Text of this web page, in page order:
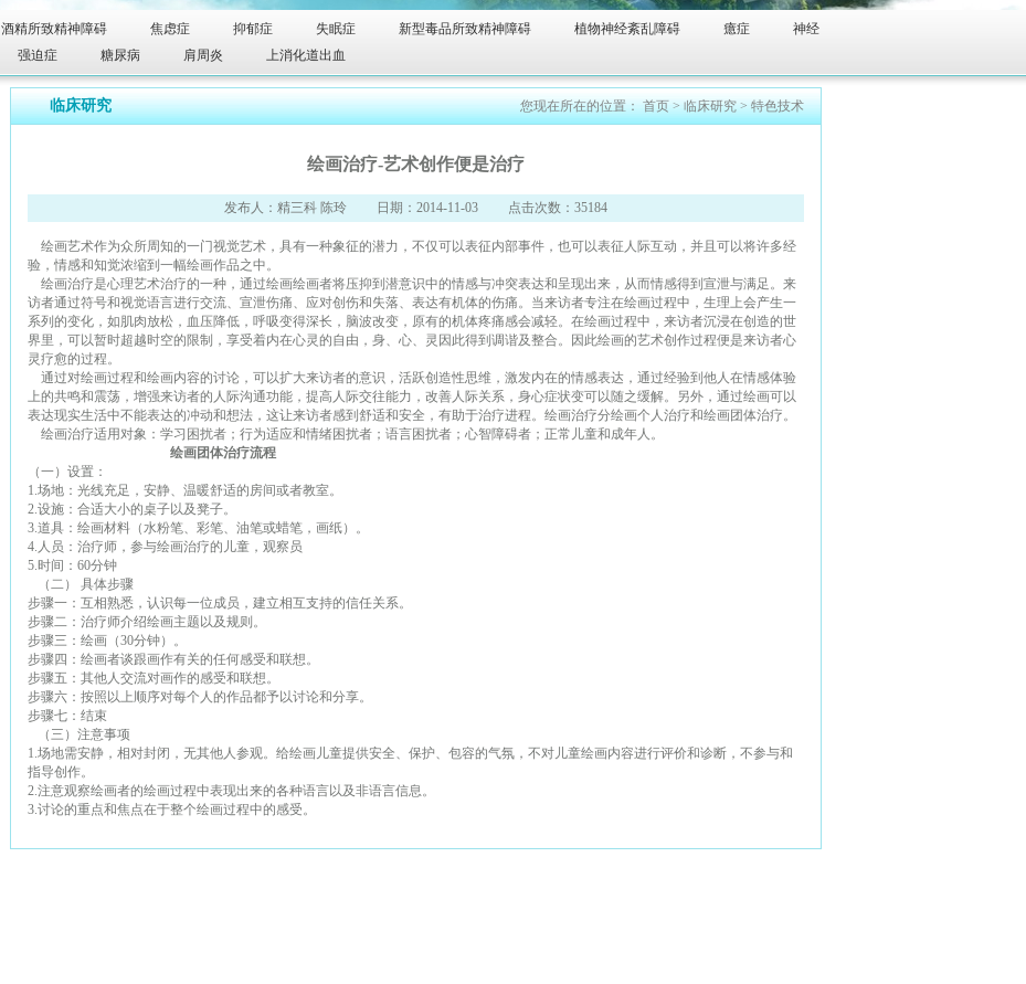
酒精所致精神障碍 焦虑症 抑郁症 失眠症 新型毒品所致精神障碍 植物神经紊乱障碍 癔症
神经
强迫症 糖尿病 肩周炎 上消化道出血
您现在所在的位置：首页>临床研究>特色技术
临床研究
绘画治疗-艺术创作便是治疗
发布人：精三科 陈玲 日期：2014-11-03 点击次数：35184
绘画艺术作为众所周知的一门视觉艺术，具有一种象征的潜力，不仅可以表征内部事件，也可以表征人际互动，并且可以将许多经
验，情感和知觉浓缩到一幅绘画作品之中。
绘画治疗是心理艺术治疗的一种，通过绘画绘画者将压抑到潜意识中的情感与冲突表达和呈现出来，从而情感得到宣泄与满足。来
访者通过符号和视觉语言进行交流、宣泄伤痛、应对创伤和失落、表达有机体的伤痛。当来访者专注在绘画过程中，生理上会产生一
系列的变化，如肌肉放松，血压降低，呼吸变得深长，脑波改变，原有的机体疼痛感会减轻。在绘画过程中，来访者沉浸在创造的世
界里，可以暂时超越时空的限制，享受着内在心灵的自由，身、心、灵因此得到调谐及整合。因此绘画的艺术创作过程便是来访者心
灵疗愈的过程。
通过对绘画过程和绘画内容的讨论，可以扩大来访者的意识，活跃创造性思维，激发内在的情感表达，通过经验到他人在情感体验
上的共鸣和震荡，增强来访者的人际沟通功能，提高人际交往能力，改善人际关系，身心症状变可以随之缓解。另外，通过绘画可以
表达现实生活中不能表达的冲动和想法，这让来访者感到舒适和安全，有助于治疗进程。 绘画治疗分绘画个人治疗和绘画团体治疗。
绘画治疗适用对象：学习困扰者；行为适应和情绪困扰者；语言困扰者；心智障碍者；正常儿童和成年人。
绘画团体治疗流程
（一）设置：
1.场地：光线充足，安静、温暖舒适的房间或者教室。
2.设施：合适大小的桌子以及凳子。
3.道具：绘画材料（水粉笔、彩笔、油笔或蜡笔，画纸）。
4.人员：治疗师，参与绘画治疗的儿童，观察员
5.时间：60分钟
（二） 具体步骤
步骤一：互相熟悉，认识每一位成员，建立相互支持的信任关系。
步骤二：治疗师介绍绘画主题以及规则。
步骤三：绘画（30分钟）。
步骤四：绘画者谈跟画作有关的任何感受和联想。
步骤五：其他人交流对画作的感受和联想。
步骤六：按照以上顺序对每个人的作品都予以讨论和分享。
步骤七：结束
（三）注意事项
1.场地需安静，相对封闭，无其他人参观。给绘画儿童提供安全、保护、包容的气氛，不对儿童绘画内容进行评价和诊断，不参与和
指导创作。
2.注意观察绘画者的绘画过程中表现出来的各种语言以及非语言信息。
3.讨论的重点和焦点在于整个绘画过程中的感受。